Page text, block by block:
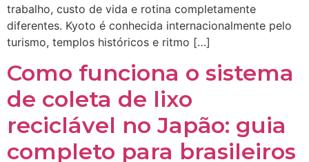
trabalho, custo de vida e rotina completamente
diferentes. Kyoto é conhecida internacionalmente pelo
turismo, templos históricos e ritmo […]
Como funciona o sistema
de coleta de lixo
reciclável no Japão: guia
completo para brasileiros